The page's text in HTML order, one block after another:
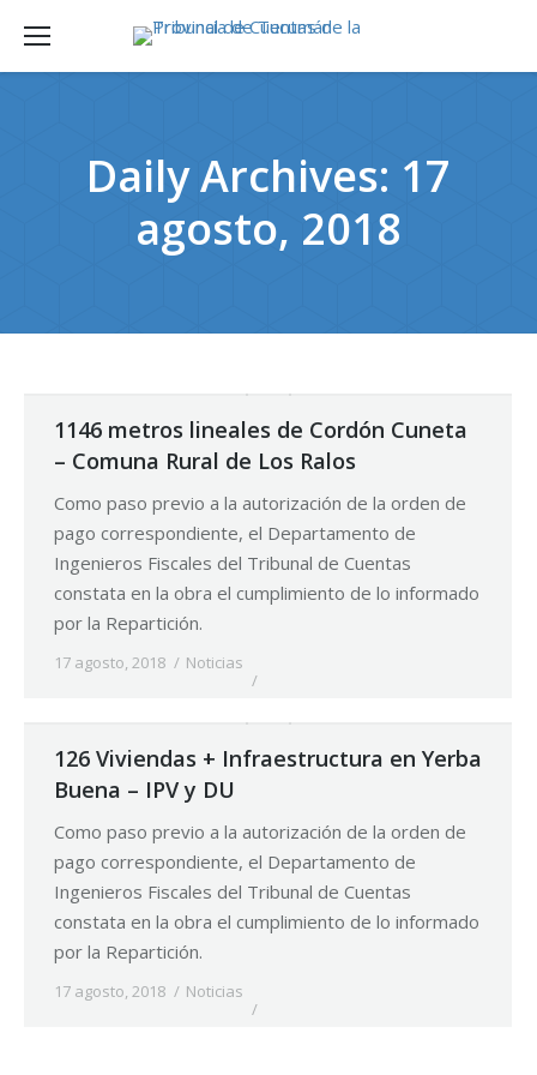
Daily Archives: 17
agosto, 2018
1146 metros lineales de Cordón Cuneta
– Comuna Rural de Los Ralos
Como paso previo a la autorización de la orden de
pago correspondiente, el Departamento de
Ingenieros Fiscales del Tribunal de Cuentas
constata en la obra el cumplimiento de lo informado
por la Repartición.
17 agosto, 2018 Noticias
126 Viviendas + Infraestructura en Yerba
Buena – IPV y DU
Como paso previo a la autorización de la orden de
pago correspondiente, el Departamento de
Ingenieros Fiscales del Tribunal de Cuentas
constata en la obra el cumplimiento de lo informado
por la Repartición.
17 agosto, 2018 Noticias